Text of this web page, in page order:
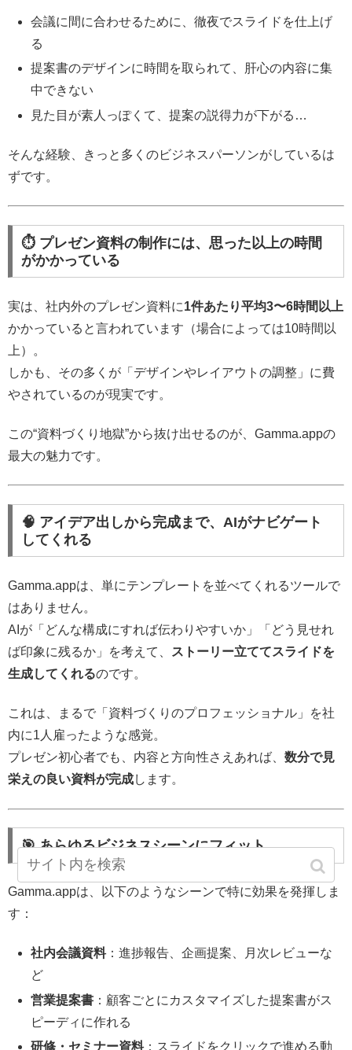
会議に間に合わせるために、徹夜でスライドを仕上げ
る
提案書のデザインに時間を取られて、肝心の内容に集
中できない
見た目が素人っぽくて、提案の説得力が下がる…
そんな経験、きっと多くのビジネスパーソンがしているは
ずです。
⏱ プレゼン資料の制作には、思った以上の時間
がかかっている
実は、社内外のプレゼン資料に1件あたり平均3〜6時間以上
かかっていると言われています（場合によっては10時間以
上）。
しかも、その多くが「デザインやレイアウトの調整」に費
やされているのが現実です。
この“資料づくり地獄”から抜け出せるのが、Gamma.appの
最大の魅力です。
🧠 アイデア出しから完成まで、AIがナビゲート
してくれる
Gamma.appは、単にテンプレートを並べてくれるツールで
はありません。
AIが「どんな構成にすれば伝わりやすいか」「どう見せれ
ば印象に残るか」を考えて、
ストーリー立ててスライドを
生成してくれるのです。
これは、まるで「資料づくりのプロフェッショナル」を社
内に1人雇ったような感覚。
プレゼン初心者でも、内容と方向性さえあれば、 数分で見
栄えの良い資料が完成します。
🎯 あらゆるビジネスシーンにフィット
Gamma.appは、以下のようなシーンで特に効果を発揮しま
す：
社内会議資料：進捗報告、企画提案、月次レビューな
ど
営業提案書 ：顧客ごとにカスタマイズした提案書がス
ピーディに作れる
研修・セミナー資料：スライドをクリックで進める動